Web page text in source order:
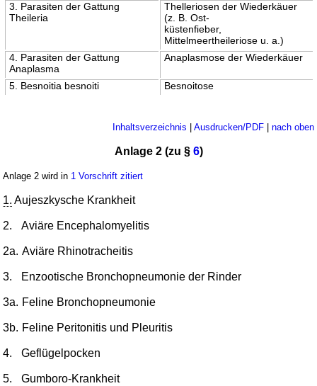
3. Parasiten der Gattung
Theileria
Thelleriosen der Wiederkäuer
(z. B. Ost-
küstenfieber,
Mittelmeertheileriose u. a.)
4. Parasiten der Gattung
Anaplasma
Anaplasmose der Wiederkäuer
5. Besnoitia besnoiti Besnoitose
Inhaltsverzeichnis Ausdrucken/PDF| nach oben
Anlage 2 (zu § 6)
Anlage 2 wird in 1 Vorschrift zitiert
1. Aujeszkysche Krankheit
2. Aviäre Encephalomyelitis
2a. Aviäre Rhinotracheitis
3. Enzootische Bronchopneumonie der Rinder
3a. Feline Bronchopneumonie
3b. Feline Peritonitis und Pleuritis
4. Geflügelpocken
5. Gumboro-Krankheit